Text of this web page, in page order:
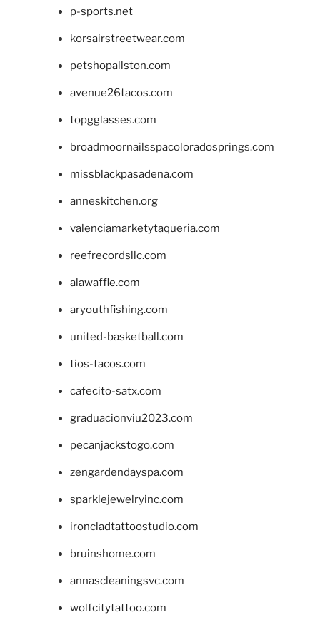
p-sports.net
korsairstreetwear.com
petshopallston.com
avenue26tacos.com
topgglasses.com
broadmoornailsspacoloradosprings.com
missblackpasadena.com
anneskitchen.org
valenciamarketytaqueria.com
reefrecordsllc.com
alawaffle.com
aryouthfishing.com
united-basketball.com
tios-tacos.com
cafecito-satx.com
graduacionviu2023.com
pecanjackstogo.com
zengardendayspa.com
sparklejewelryinc.com
ironcladtattoostudio.com
bruinshome.com
annascleaningsvc.com
wolfcitytattoo.com